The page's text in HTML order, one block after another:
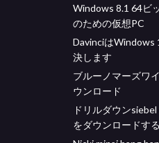
Windows 8.1 64ビ
のための仮想PC
DavinciはWindows
決します
ブルーノマーズワ
ウンロード
ドリルダウン
をダウンロードする